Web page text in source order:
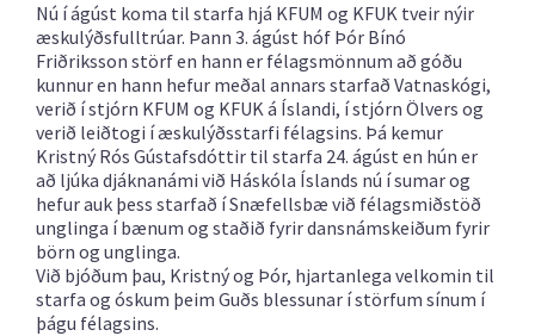
Nú í ágúst koma til starfa hjá KFUM og KFUK tveir nýir
æskulýðsfulltrúar. Þann 3. ágúst hóf Þór Bínó
Friðriksson störf en hann er félagsmönnum að góðu
kunnur en hann hefur meðal annars starfað Vatnaskógi,
verið í stjórn KFUM og KFUK á Íslandi, í stjórn Ölvers og
verið leiðtogi í æskulýðsstarfi félagsins. Þá kemur
Kristný Rós Gústafsdóttir til starfa 24. ágúst en hún er
að ljúka djáknanámi við Háskóla Íslands nú í sumar og
hefur auk þess starfað í Snæfellsbæ við félagsmiðstöð
unglinga í bænum og staðið fyrir dansnámskeiðum fyrir
börn og unglinga.
Við bjóðum þau, Kristný og Þór, hjartanlega velkomin til
starfa og óskum þeim Guðs blessunar í störfum sínum í
þágu félagsins.